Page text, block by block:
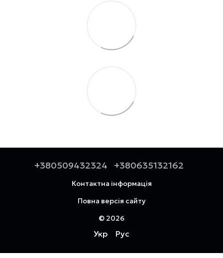
+380509432324 +380635132162
Контактна інформація
Повна версія сайту
© 2026
Укр Рус